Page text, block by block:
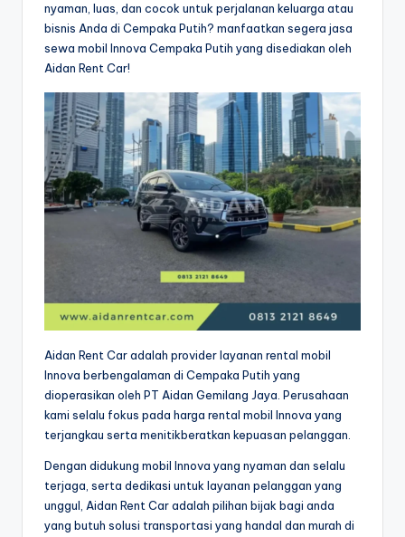
nyaman, luas, dan cocok untuk perjalanan keluarga atau
bisnis Anda di Cempaka Putih? manfaatkan segera jasa
sewa mobil Innova Cempaka Putih yang disediakan oleh
Aidan Rent Car!
Aidan Rent Car adalah provider layanan rental mobil
Innova berbengalaman di Cempaka Putih yang
dioperasikan oleh PT Aidan Gemilang Jaya. Perusahaan
kami selalu fokus pada harga rental mobil Innova yang
terjangkau serta menitikberatkan kepuasan pelanggan.
Dengan didukung mobil Innova yang nyaman dan selalu
terjaga, serta dedikasi untuk layanan pelanggan yang
unggul, Aidan Rent Car adalah pilihan bijak bagi anda
yang butuh solusi transportasi yang handal dan murah di